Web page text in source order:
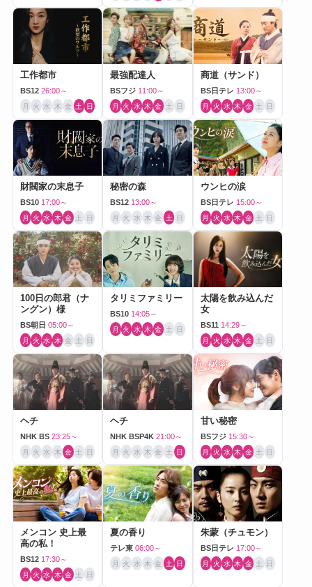
工作都市
BS12 26:00～
月 火 水 木 金 土 日
最強配達人
BSフジ 11:00～
月 火 水 木 金 土 日
商道（サンド）
BS日テレ 13:00～
月 火 水 木 金 土 日
財閥家の末息子
BS10 17:00～
月 火 水 木 金 土 日
秘密の森
BS12 13:00～
月 火 水 木 金 土 日
ウンヒの涙
BS日テレ 15:00～
月 火 水 木 金 土 日
100日の郎君（ナ
ングン）様
BS朝日 05:00～
月 火 水 木 金 土 日
タリミファミリー
BS10 14:05～
月 火 水 木 金 土 日
太陽を飲み込んだ
女
BS11 14:29～
月 火 水 木 金 土 日
ヘチ
NHK BS 23:25～
月 火 水 木 金 土 日
ヘチ
NHK BSP4K 21:00～
月 火 水 木 金 土 日
甘い秘密
BSフジ 15:30～
月 火 水 木 金 土 日
メンコン 史上最
高の私！
BS12 17:30～
月 火 水 木 金 土 日
夏の香り
テレ東 06:00～
月 火 水 木 金 土 日
朱蒙（チュモン）
BS日テレ 17:00～
月 火 水 木 金 土 日